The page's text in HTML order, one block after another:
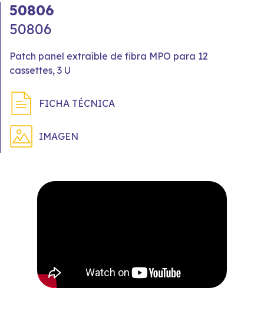
50806
50806
Patch panel extraíble de fibra MPO para 12
cassettes, 3 U
FICHA TÉCNICA
IMAGEN